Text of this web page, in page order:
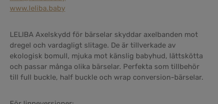
www.leliba.baby
LELIBA Axelskydd för bärselar skyddar axelbanden mot
dregel och vardagligt slitage. De är tillverkade av
ekologisk bomull, mjuka mot känslig babyhud, lättskötta
och passar många olika bärselar. Perfekta som tillbehör
till full buckle, half buckle och wrap conversion-bärselar.